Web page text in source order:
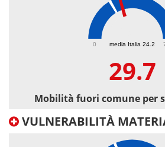
media Italia 24.2
0
29.7
Mobilità fuori comune per
VULNERABILITÀ